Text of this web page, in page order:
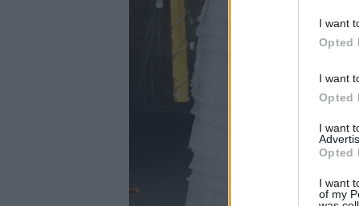
I want
Opted
I want
Opted
I want
Opted
I want
of my